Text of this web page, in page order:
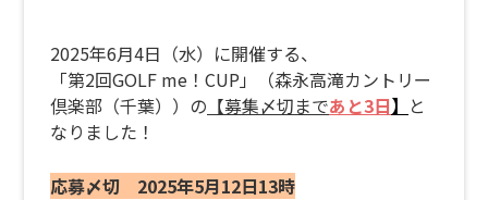
2025年6月4日（水）に開催する、
「第2回GOLF me！CUP」（森永高滝カントリー
倶楽部（千葉））の 【募集〆切まであと3日】 と
なりました！
応募〆切 2025年5月12日13時